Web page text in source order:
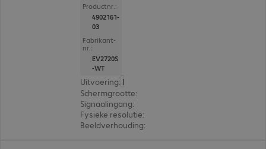
Productnr.:
4902161-
03
Fabrikant-
nr.:
EV2720S
-WT
Uitvoering: Europa
Schermgrootte:
Signaalingang:
Fysieke resolutie:
Beeldverhouding: